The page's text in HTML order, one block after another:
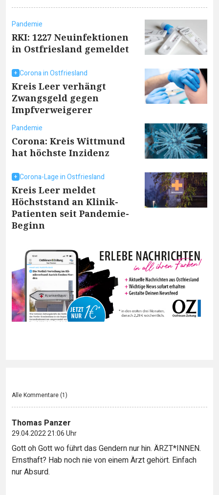
Pandemie
RKI: 1227 Neuinfektionen
in Ostfriesland gemeldet
Corona in Ostfriesland
Kreis Leer verhängt
Zwangsgeld gegen
Impfverweigerer
Pandemie
Corona: Kreis Wittmund
hat höchste Inzidenz
Corona-Lage in Ostfriesland
Kreis Leer meldet
Höchststand an Klinik-
Patienten seit Pandemie-
Beginn
Alle Kommentare (1)
Thomas Panzer
29.04.2022 21:06 Uhr
Gott oh Gott wo führt das Gendern nur hin. ÄRZT*INNEN.
Ernsthaft? Hab noch nie von einem Ärzt gehört. Einfach
nur Absurd.